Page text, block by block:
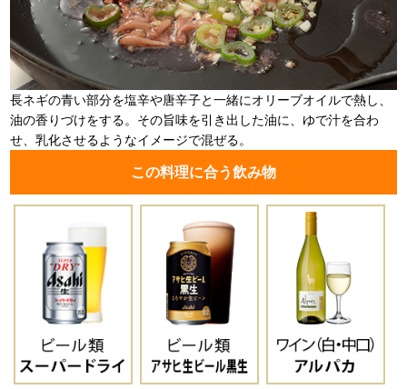
長ネギの青い部分を塩辛や唐辛子と一緒にオリーブオイルで熱し、
油の香りづけをする。その旨味を引き出した油に、ゆで汁を合わ
せ、乳化させるようなイメージで混ぜる。
この料理に合う飲み物